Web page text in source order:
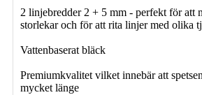
2 linjebredder 2 + 5 mm - perfekt för att
storlekar och för att rita linjer med olika
Vattenbaserat bläck
Premiumkvalitet vilket innebär att
mycket länge